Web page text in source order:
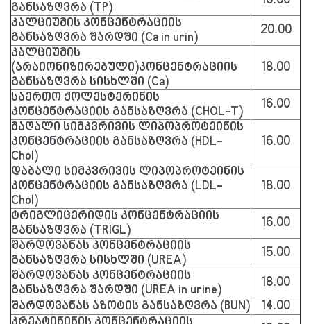
განსაზღვრა (TP)
კალციუმის კონცენტრაციის
განსაზღვრა შარდში (Ca in urin)
20.00
კალციუმის
(არაიონიზირებული)კონცენტრაციის
განსაზღვრა სისხლში (Ca)
18.00
საერთო ქოლესტერინის
კონცენტრაციის განსაზღვრა (CHOL-T)
16.00
მაღალი სიმკვრივის ლიპოპროტეინის
კონცენტრაციის განსაზღვრა (HDL-
Chol)
16.00
დაბალი სიმკვრივის ლიპოპროტეინის
კონცენტრაციის განსაზღვრა (LDL-
Chol)
18.00
ტრიგლიცერიდის კონცენტრაციის
განსაზღვრა (TRIGL)
16.00
შარდოვანას კონცენტრაციის
განსაზღვრა სისხლში (UREA)
15.00
შარდოვანას კონცენტრაციის
განსაზღვრა შარდში (UREA in urine)
18.00
შარდოვანას აზოტის განსაზღვრა (BUN)
14.00